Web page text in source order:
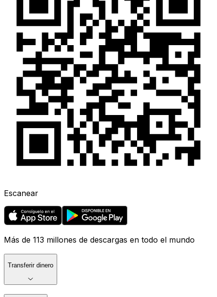
Escanear
Más de 113 millones de descargas en todo el mundo
Transferir dinero